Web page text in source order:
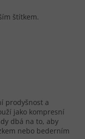
štítkem.
prodyšnost a
jako kompresní
dbá na to, aby
nebo bederním